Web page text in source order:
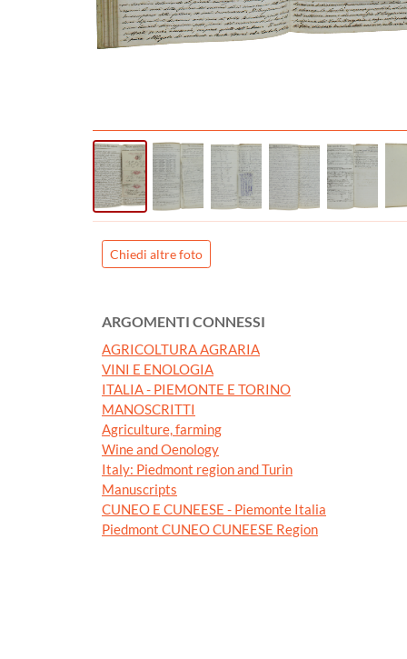
Chiedi altre foto
ARGOMENTI CONNESSI
AGRICOLTURA AGRARIA
VINI E ENOLOGIA
ITALIA - PIEMONTE E TORINO
MANOSCRITTI
Agriculture, farming
Wine and Oenology
Italy: Piedmont region and Turin
Manuscripts
CUNEO E CUNEESE - Piemonte Italia
Piedmont CUNEO CUNEESE Region